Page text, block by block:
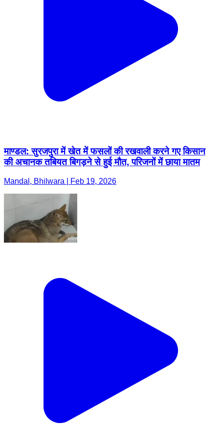
माण्डल: सुरजपुरा में खेत में फसलों की रखवाली करने गए किसान
की अचानक तबियत बिगड़ने से हुई मौत, परिजनों में छाया मातम
Mandal, Bhilwara | Feb 19, 2026